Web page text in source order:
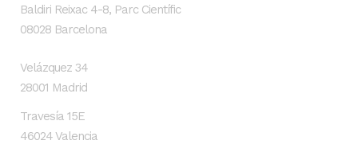
Baldiri Reixac 4-8, Parc Científic
08028 Barcelona
Velázquez 34
28001 Madrid
Travesía 15E
46024 Valencia